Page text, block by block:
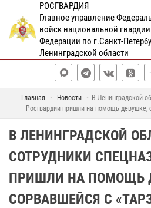
РОСГВАРДИЯ
Главное управление
войск национальной
Федерации по г.Санкт-
Ленинградской области
Главная Новости
В Ленинградской
Росгвардии пришли на помощь девушке,
В ЛЕНИНГРАДСКОЙ
СОТРУДНИКИ
ПРИШЛИ НА ПОМОЩЬ
СОРВАВШЕЙСЯ С